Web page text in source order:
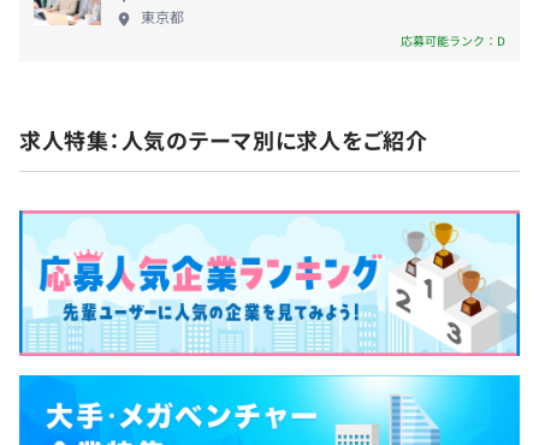
利用者ごとに契約書類がそろっているかを調べる必要があ
＜解決＞手書き契約書類の整理をAIで自動化
手書き契約書類のスキャン画像を指定のフォルダに入れる
だけで、AIが記載内容を解析して、利用者ごとのフォルダ
にPDFファイルとして、自動で振り分けて保存する仕組み
を構築。契約書類の不足を自動で確認してアラート通知す
るため、書類チェック時間を削減できました。
◎業務プロセスを年間324時間削減！
試用期間あり：3ヶ月
東京都
応募可能ランク：D
求人特集：人気のテーマ別に求人をご紹介